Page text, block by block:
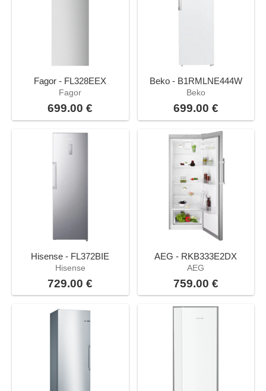
Fagor - FL328EEX
Fagor
699.00 €
Beko - B1RMLNE444W
Beko
699.00 €
Hisense - FL372BIE
Hisense
729.00 €
AEG - RKB333E2DX
AEG
759.00 €